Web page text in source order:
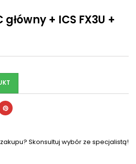
+ ICS FX3U +
Skonsultuj wybór ze specjalistą!